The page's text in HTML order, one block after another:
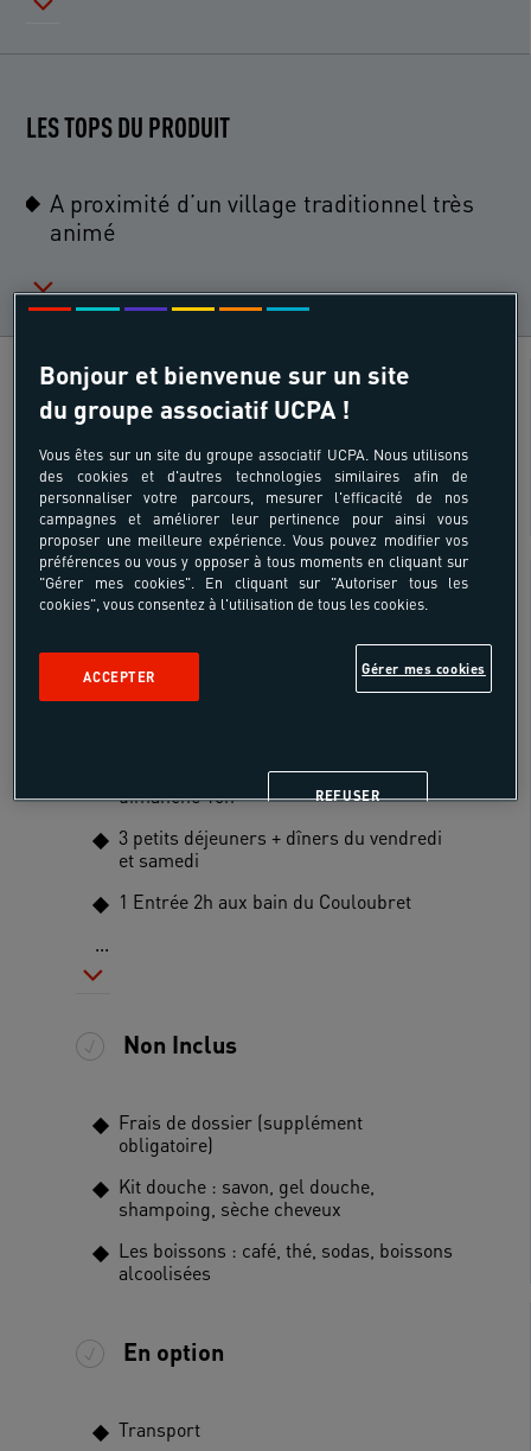
LES TOPS DU PRODUIT
A proximité d’un village traditionnel très
animé
Yoga
SUR SITE
Âges
18 - 64 ans
Inclus
Séjour 3 Jours / 2 nuits du vendredi
8h00 au dimanche 18h
home à partager du vendredi 8h au
dimanche 10h
3 petits déjeuners + dîners du vendredi
et samedi
1 Entrée 2h aux bain du Couloubret
...
Non Inclus
Frais de dossier (supplément
obligatoire)
Kit douche : savon, gel douche,
shampoing, sèche cheveux
Les boissons : café, thé, sodas, boissons
alcoolisées
En option
Transport
Bonjour et bienvenue sur un site
du groupe associatif UCPA !
Vous êtes sur un site du groupe associatif UCPA. Nous utilisons
des cookies et d'autres technologies similaires afin de
personnaliser votre parcours, mesurer l'efficacité de nos
campagnes et améliorer leur pertinence pour ainsi vous
proposer une meilleure expérience. Vous pouvez modifier vos
préférences ou vous y opposer à tous moments en cliquant sur
"Gérer mes cookies". En cliquant sur "Autoriser tous les
cookies", vous consentez à l'utilisation de tous les cookies.
Gérer mes cookies
REFUSER
ACCEPTER